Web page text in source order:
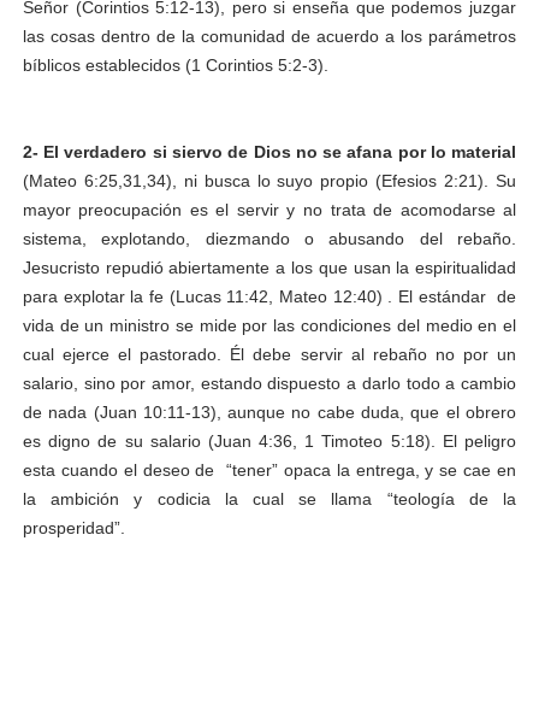
Señor (Corintios 5:12-13), pero si enseña que podemos juzgar
las cosas dentro de la comunidad de acuerdo a los parámetros
bíblicos establecidos (1 Corintios 5:2-3).
2- El verdadero si siervo de Dios no se afana por lo material
(Mateo 6:25,31,34), ni busca lo suyo propio (Efesios 2:21). Su
mayor preocupación es el servir y no trata de acomodarse al
sistema, explotando, diezmando o abusando del rebaño.
Jesucristo repudió abiertamente a los que usan la espiritualidad
para explotar la fe (Lucas 11:42, Mateo 12:40) . El estándar de
vida de un ministro se mide por las condiciones del medio en el
cual ejerce el pastorado. Él debe servir al rebaño no por un
salario, sino por amor, estando dispuesto a darlo todo a cambio
de nada (Juan 10:11-13), aunque no cabe duda, que el obrero
es digno de su salario (Juan 4:36, 1 Timoteo 5:18). El peligro
esta cuando el deseo de “tener” opaca la entrega, y se cae en
la ambición y codicia la cual se llama “teología de la
prosperidad”.